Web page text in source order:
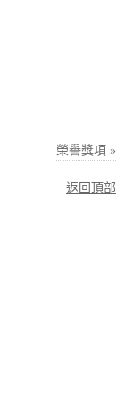
榮譽獎項 »
返回頂部